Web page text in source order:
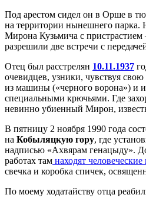
Под арестом сидел он в Орше в
на территории нынешнего парка.
Мирона Кузьмича с
разрешили две встречи с
Отец был расстрелян 10.11.1937
очевидцев, узники, чувствуя свою
из машины («черного ворона») и
специальными крючьями. Где
невинно убиенный Мирон,
В пятницу 2 ноября 1990 года
на Кобыляцкую гору, где
надписью «Ахвярам генацыду».
работах там находят человеческие
свечка и коробка спичек,
По моему ходатайству отца